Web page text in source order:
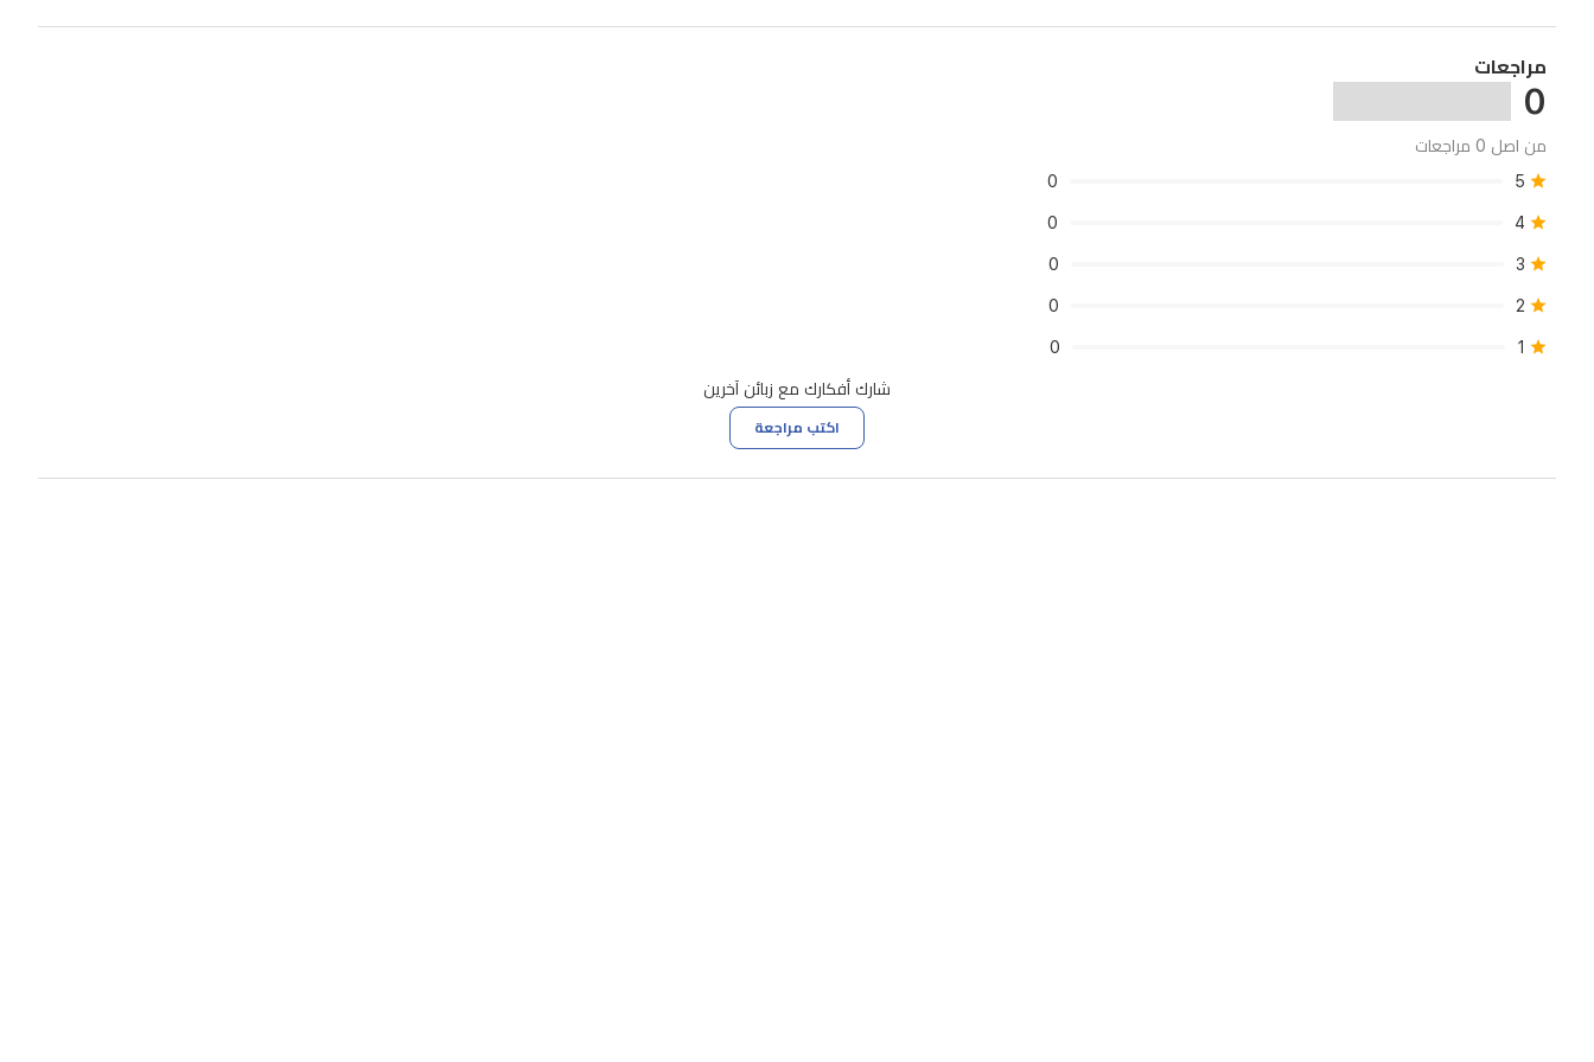
شحن
عبر
USB
لسهولة
الاستخدام
مكان.
شاشة
البطارية
مراجعات
0
من اصل 0 مراجعات
5
0
4
0
3
0
2
0
1
0
شارك أفكارك مع زبائن آخرين
اكتب مراجعة